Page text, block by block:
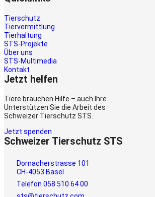
Tierschutz
Tiervermittlung
Tierhaltung
STS-Projekte
Über uns
STS-Multimedia
Kontakt
Jetzt helfen
Tiere brauchen Hilfe – auch Ihre.
Unterstützen Sie die Arbeit des
Schweizer Tierschutz STS.
Jetzt spenden
Schweizer Tierschutz STS
Dornacherstrasse 101
CH-4053 Basel
Telefon 058 510 64 00